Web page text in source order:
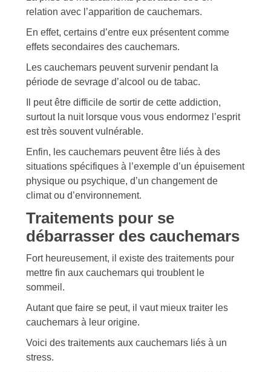
relation avec l’apparition de cauchemars.
En effet, certains d’entre eux présentent comme
effets secondaires des cauchemars.
Les cauchemars peuvent survenir pendant la
période de sevrage d’alcool ou de tabac.
Il peut être difficile de sortir de cette addiction,
surtout la nuit lorsque vous vous endormez l’esprit
est très souvent vulnérable.
Enfin, les cauchemars peuvent être liés à des
situations spécifiques à l’exemple d’un épuisement
physique ou psychique, d’un changement de
climat ou d’environnement.
Traitements pour se
débarrasser des cauchemars
Fort heureusement, il existe des traitements pour
mettre fin aux cauchemars qui troublent le
sommeil.
Autant que faire se peut, il vaut mieux traiter les
cauchemars à leur origine.
Voici des traitements aux cauchemars liés à un
stress.